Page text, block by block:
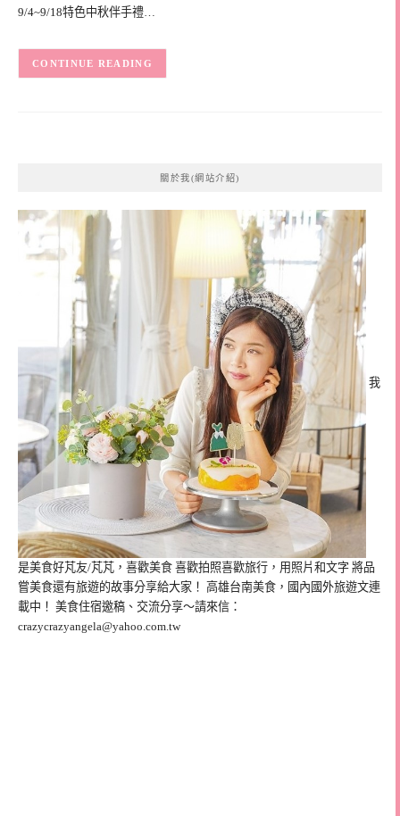
9/4~9/18特色中秋伴手禮…
CONTINUE READING
關於我(網站介紹)
我
是美食好芃友/芃芃，喜歡美食 喜歡拍照喜歡旅行，用照片和文字 將品
嘗美食還有旅遊的故事分享給大家！ 高雄台南美食，國內國外旅遊文連
載中！ 美食住宿邀稿、交流分享～請來信：
crazycrazyangela@yahoo.com.tw